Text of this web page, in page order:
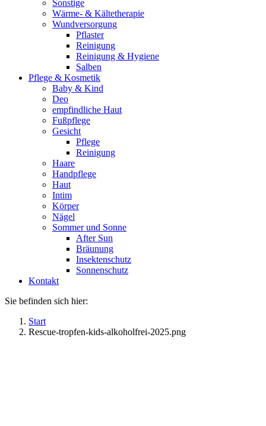
Sonstige
Wärme- & Kältetherapie
Wundversorgung
Pflaster
Reinigung
Reinigung & Hygiene
Salben
Pflege & Kosmetik
Baby & Kind
Deo
empfindliche Haut
Fußpflege
Gesicht
Pflege
Reinigung
Haare
Handpflege
Haut
Intim
Körper
Nägel
Sommer und Sonne
After Sun
Bräunung
Insektenschutz
Sonnenschutz
Kontakt
Sie befinden sich hier:
Start
Rescue-tropfen-kids-alkoholfrei-2025.png